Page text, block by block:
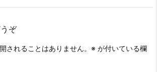
ぞ
されることはありません。 ※ が付いている欄